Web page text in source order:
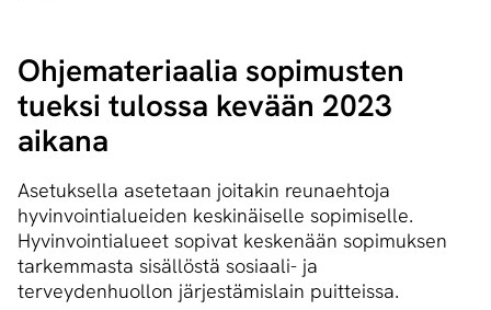
Ohjemateriaalia sopimusten
tueksi tulossa kevään 2023
aikana
Asetuksella asetetaan joitakin reunaehtoja
hyvinvointialueiden keskinäiselle sopimiselle.
Hyvinvointialueet sopivat keskenään sopimuksen
tarkemmasta sisällöstä sosiaali- ja
terveydenhuollon järjestämislain puitteissa.